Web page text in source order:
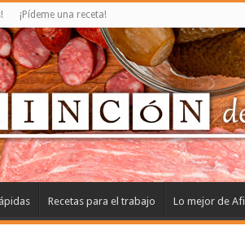
¡Pídeme una receta!
Recetas para el trabajo Lo mejor de Afi